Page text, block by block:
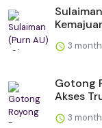
3
Gotong
Akses
3